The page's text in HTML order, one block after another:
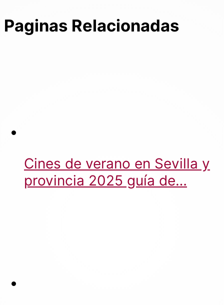
Paginas Relacionadas
Cines de verano en Sevilla y
provincia 2025 guía de…